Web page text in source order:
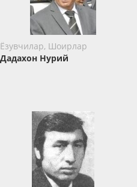
Ёзувчилар, Шоирлар
Дадахон Нурий